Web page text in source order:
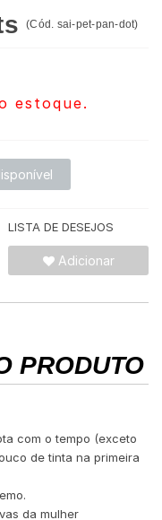
(Cód. sai-pet-pan-dot)
estoque.
LISTA DE DESEJOS
Adicionar
PRODUTO
com o tempo (exceto
de tinta na primeira
da mulher